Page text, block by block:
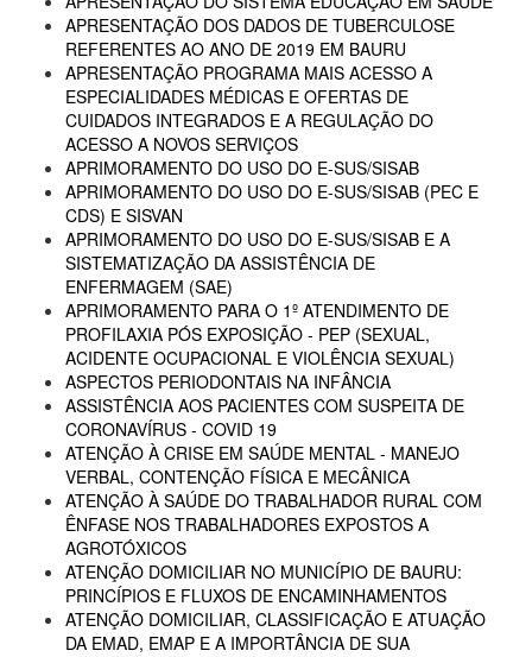
APRESENTAÇÃO DOS DADOS DE TUBERCULOSE
REFERENTES AO ANO DE 2019 EM BAURU
APRESENTAÇÃO PROGRAMA MAIS ACESSO A
ESPECIALIDADES MÉDICAS E OFERTAS DE
CUIDADOS INTEGRADOS E A REGULAÇÃO DO
ACESSO A NOVOS SERVIÇOS
APRIMORAMENTO DO USO DO E-SUS/SISAB
APRIMORAMENTO DO USO DO E-SUS/SISAB (PEC E
CDS) E SISVAN
APRIMORAMENTO DO USO DO E-SUS/SISAB E A
SISTEMATIZAÇÃO DA ASSISTÊNCIA DE
ENFERMAGEM (SAE)
APRIMORAMENTO PARA O 1º ATENDIMENTO DE
PROFILAXIA PÓS EXPOSIÇÃO - PEP (SEXUAL,
ACIDENTE OCUPACIONAL E VIOLÊNCIA SEXUAL)
ASPECTOS PERIODONTAIS NA INFÂNCIA
ASSISTÊNCIA AOS PACIENTES COM SUSPEITA DE
CORONAVÍRUS - COVID 19
ATENÇÃO À CRISE EM SAÚDE MENTAL - MANEJO
VERBAL, CONTENÇÃO FÍSICA E MECÂNICA
ATENÇÃO À SAÚDE DO TRABALHADOR RURAL COM
ÊNFASE NOS TRABALHADORES EXPOSTOS A
AGROTÓXICOS
ATENÇÃO DOMICILIAR NO MUNICÍPIO DE BAURU:
PRINCÍPIOS E FLUXOS DE ENCAMINHAMENTOS
ATENÇÃO DOMICILIAR, CLASSIFICAÇÃO E ATUAÇÃO
DA EMAD, EMAP E A IMPORTÂNCIA DE SUA